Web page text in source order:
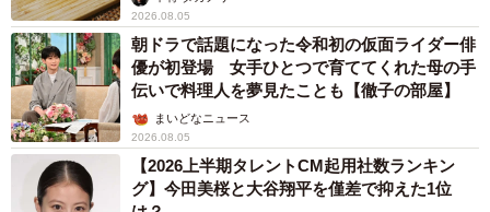
2026.08.05
朝ドラで話題になった令和初の仮面ライダー俳
優が初登場 女手ひとつで育ててくれた母の手
伝いで料理人を夢見たことも【徹子の部屋】
まいどなニュース
2026.08.05
【2026上半期タレントCM起用社数ランキン
グ】今田美桜と大谷翔平を僅差で抑えた1位